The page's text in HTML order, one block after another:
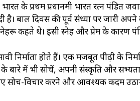
के प्रथम प्रधानमंत्री भारत रत्न
है। बाल दिवस की पूर्व संध्या पर जारी
नेहरू कहते थे। इसी स्नेह और प्रेम के कारण
निर्माता होते हैं। एक मजबूत पीढ़ी के
बारे में भी सोचें, अपनी संस्कृति और
सोच-विचार करने और आवश्यक कदम